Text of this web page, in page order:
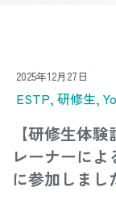
2025年12月27日
ESTP, 研修生,
【研修生体
レーナーによ
に参加しまし